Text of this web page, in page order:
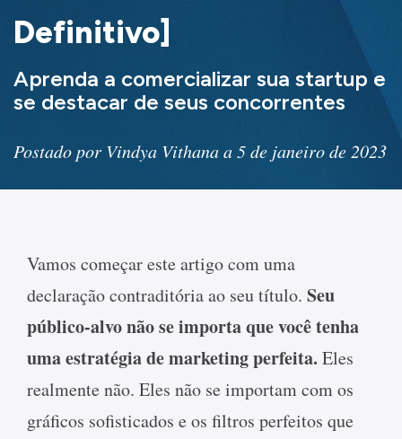
Definitivo]
Aprenda a comercializar sua startup e
se destacar de seus concorrentes
Postado por Vindya Vithana a 5 de janeiro de 2023
Vamos começar este artigo com uma
declaração contraditória ao seu título. Seu
público-alvo não se importa que você tenha
uma estratégia de marketing perfeita. Eles
realmente não. Eles não se importam com os
gráficos sofisticados e os filtros perfeitos que